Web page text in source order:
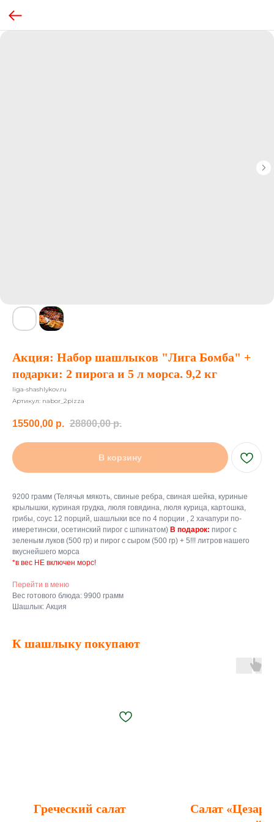
Акция: Набор шашлыков "Лига Бомба" +
подарки: 2 пирога и 5 л морса. 9,2 кг
liga-shashlykov.ru
Артикул: nabor_2pizza
15500,00 р. 28800,00 р.
В корзину
9200 грамм (Телячья мякоть, свиные ребра, свиная шейка, куриные
крылышки, куриная грудка, люля говядина, люля курица, картошка,
грибы, соус 12 порций, шашлыки все по 4 порции , 2 хачапури по-
имеретински, осетинский пирог с шпинатом) В подарок: пирог с
зеленым луков (500 гр) и пирог с сыром (500 гр) + 5!!! литров нашего
вкуснейшего морса
*в вес НЕ включен морс!
Перейти в меню
Вес готового блюда: 9900 грамм
Шашлык: Акция
К шашлыку покупают
Греческий салат
Салат